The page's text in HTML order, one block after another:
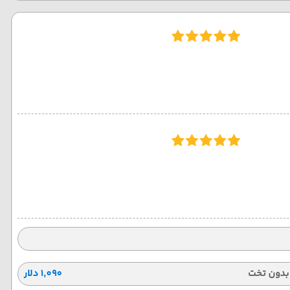
تخت ۱٬۰۹۰ دلار